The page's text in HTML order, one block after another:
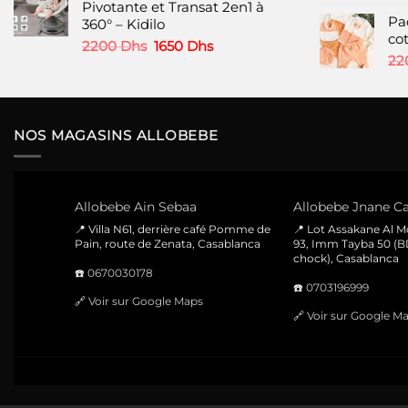
était :
480 Dhs.
est :
Pivotante et Transat 2en1 à
360° – Kidilo
2200Dhs Le
était :
1650 DhsLe
est :
NOS MAGASINS ALLOBEBE
Allobebe Ain Sebaa
📍 Villa N61, derrière café Pomme de
Pain, route de Zenata, Casablanca
☎️ 0670030178
🔗 Voir sur Google Maps
Allobebe Jnane
📍 Lot Assakane Al
93, Imm Tayba 50
chock), Casablanca
☎️ 0703196999
🔗 Voir sur Google